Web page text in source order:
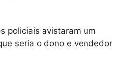
policiais avistaram um
seria o dono e vendedor